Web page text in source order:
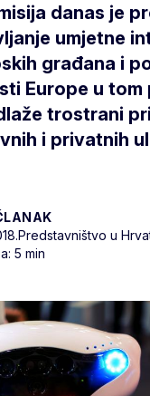
danas je
umjetne
građana i
Europe u tom
trostrani
i privatnih
Predstavništvo u
5 min